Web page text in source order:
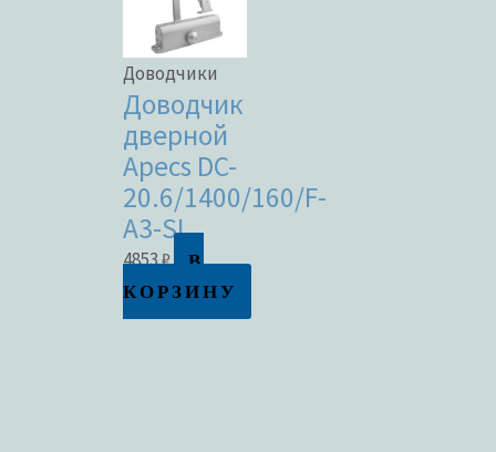
Доводчики
Доводчик
дверной
Apecs DC-
20.6/1400/160/F-
A3-SL
4853₽
В
КОРЗИНУ